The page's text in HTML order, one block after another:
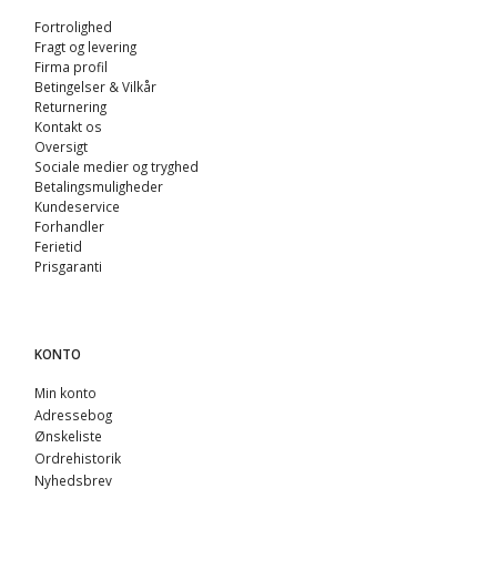
Fortrolighed
Fragt og levering
Firma profil
Betingelser & Vilkår
Returnering
Kontakt os
Oversigt
Sociale medier og tryghed
Betalingsmuligheder
Kundeservice
Forhandler
Ferietid
Prisgaranti
KONTO
Min konto
Adressebog
Ønskeliste
Ordrehistorik
Nyhedsbrev